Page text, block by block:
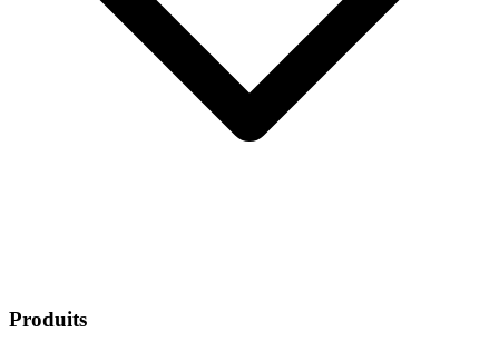
Produits